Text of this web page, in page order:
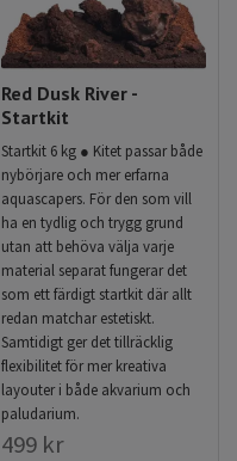
Red Dusk River -
Startkit
Startkit 6 kg ● Kitet passar både
nybörjare och mer erfarna
aquascapers. För den som vill
ha en tydlig och trygg grund
utan att behöva välja varje
material separat fungerar det
som ett färdigt startkit där allt
redan matchar estetiskt.
Samtidigt ger det tillräcklig
flexibilitet för mer kreativa
layouter i både akvarium och
paludarium.
499 kr